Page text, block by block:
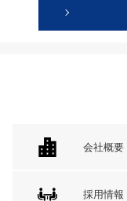
会社概要
採用情報